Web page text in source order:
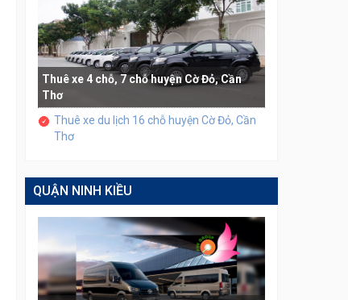
Thuê xe 4 chỗ, 7 chỗ huyện Cờ Đỏ, Cần
Thơ
Thuê xe du lịch 16 chỗ huyện Cờ Đỏ, Cần
Thơ
QUẬN NINH KIỀU